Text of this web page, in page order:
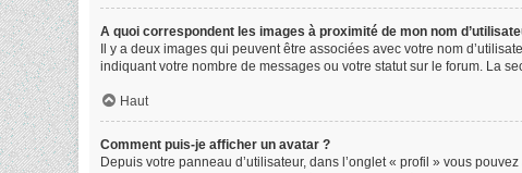
A quoi correspondent les images à proximité de mon nom
Il y a deux images qui peuvent être associées avec votre nom
indiquant votre nombre de messages ou votre statut sur le forum. La
Haut
Comment puis-je afficher un avatar ?
Depuis votre panneau d’utilisateur, dans l’onglet « profil » vous